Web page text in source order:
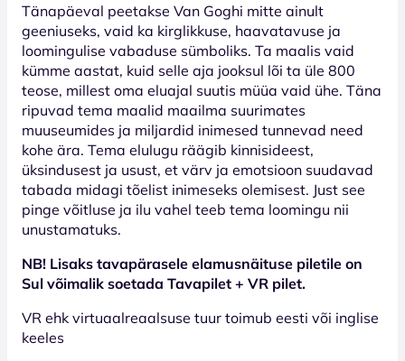
Tänapäeval peetakse Van Goghi mitte ainult
geeniuseks, vaid ka kirglikkuse, haavatavuse ja
loomingulise vabaduse sümboliks. Ta maalis vaid
kümme aastat, kuid selle aja jooksul lõi ta üle 800
teose, millest oma eluajal suutis müüa vaid ühe. Täna
ripuvad tema maalid maailma suurimates
muuseumides ja miljardid inimesed tunnevad need
kohe ära. Tema elulugu räägib kinnisideest,
üksindusest ja usust, et värv ja emotsioon suudavad
tabada midagi tõelist inimeseks olemisest. Just see
pinge võitluse ja ilu vahel teeb tema loomingu nii
unustamatuks.
NB! Lisaks tavapärasele elamusnäituse piletile on
Sul võimalik soetada Tavapilet + VR pilet.
VR ehk virtuaalreaalsuse tuur toimub eesti või inglise
keeles